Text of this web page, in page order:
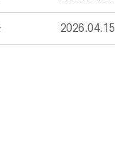
2026.04.15